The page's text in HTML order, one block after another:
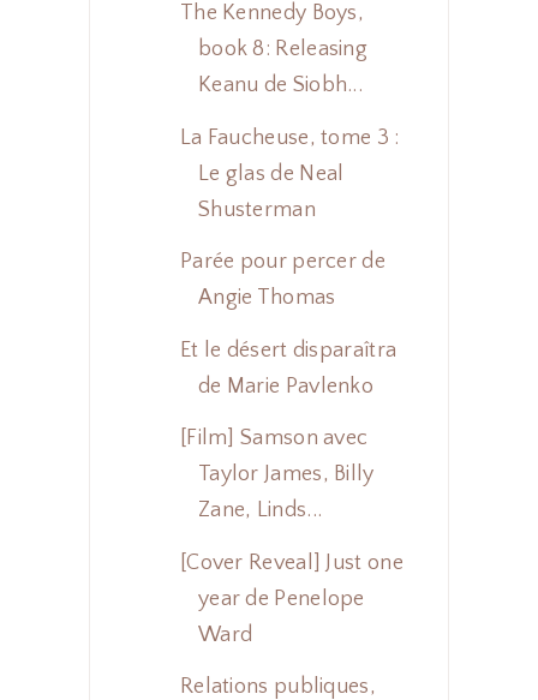
The Kennedy Boys,
book 8: Releasing
Keanu de Siobh...
La Faucheuse, tome 3 :
Le glas de Neal
Shusterman
Parée pour percer de
Angie Thomas
Et le désert disparaîtra
de Marie Pavlenko
[Film] Samson avec
Taylor James, Billy
Zane, Linds...
[Cover Reveal] Just one
year de Penelope
Ward
Relations publiques,